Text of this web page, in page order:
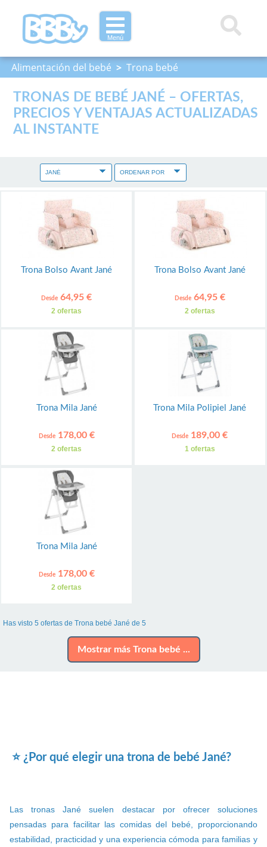
Menú
Alimentación del bebé > Trona bebé
TRONAS DE BEBÉ JANÉ – OFERTAS,
PRECIOS Y VENTAJAS ACTUALIZADAS
AL INSTANTE
Trona Bolso Avant Jané
Desde 64,95 €
2 ofertas
Trona Bolso Avant Jané
Desde64,95 €
2 ofertas
Trona Mila Jané
Desde178,00 €
2 ofertas
Trona Mila Polipiel Jané
Desde 189,00 €
1 ofertas
Trona Mila Jané
Desde178,00 €
2 ofertas
Has visto 5 ofertas de Trona bebé Jané de 5
Mostrar más Trona bebé ...
⭐ ¿Por qué elegir una trona de bebé Jané?
Las tronas Jané suelen destacar por ofrecer soluciones
pensadas para facilitar las comidas del bebé, proporcionando
estabilidad, practicidad y una experiencia cómoda para familias y